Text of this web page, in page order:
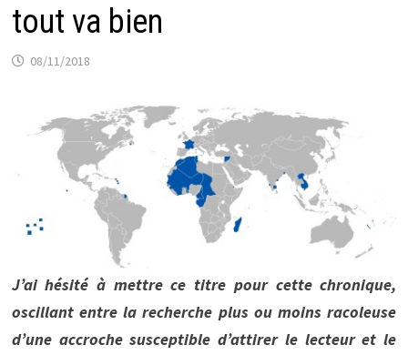
tout va bien
08/11/2018
J’ai hésité à mettre ce titre pour cette chronique,
oscillant entre la recherche plus ou moins racoleuse
d’une accroche susceptible d’attirer le lecteur et le